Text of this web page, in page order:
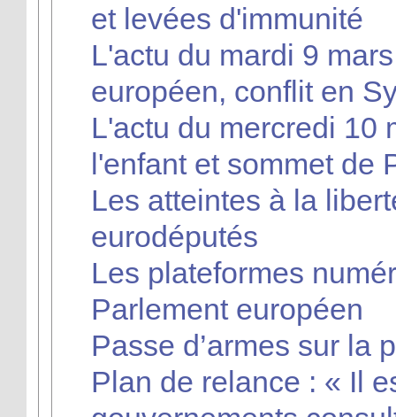
et levées d'immunité
L'actu du mardi 9
européen, conflit en
L'actu du mercredi 10
l'enfant et sommet de
Les atteintes à la
eurodéputés
Les plateformes
Parlement européen
Passe d’armes sur la
Plan de relance : « Il